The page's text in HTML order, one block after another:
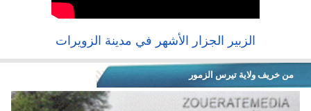
الزبير الجزار الأشهر في مدينة الزويرات
من خريف ولاية تيرس الزمور